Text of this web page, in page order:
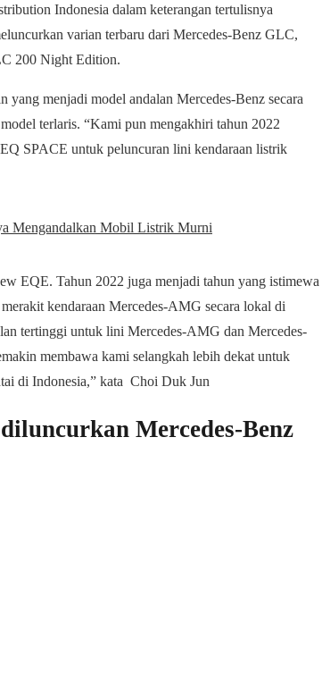
Indonesia dalam keterangan tertulisnya
varian terbaru dari Mercedes-Benz GLC,
200 Night Edition.
menjadi model andalan Mercedes-Benz secara
terlaris. “Kami pun mengakhiri tahun 2022
SPACE untuk peluncuran lini kendaraan listrik
Mengandalkan Mobil Listrik Murni
EQE. Tahun 2022 juga menjadi tahun yang istimewa
kendaraan Mercedes-AMG secara lokal di
tertinggi untuk lini Mercedes-AMG dan Mercedes-
membawa kami selangkah lebih dekat untuk
di Indonesia,” kata Choi Duk Jun
Mercedes-Benz